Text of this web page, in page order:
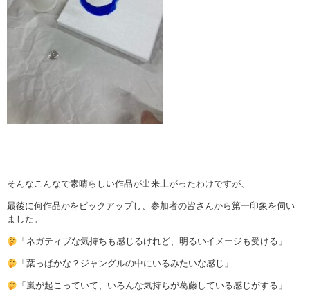
そんなこんなで素晴らしい作品が出来上がったわけですが、
最後に何作品かをピックアップし、参加者の皆さんから第一印象を伺い
ました。
「ネガティブな気持ちも感じるけれど、明るいイメージも受ける」
「葉っぱかな？ジャングルの中にいるみたいな感じ」
「嵐が起こっていて、いろんな気持ちが葛藤している感じがする」